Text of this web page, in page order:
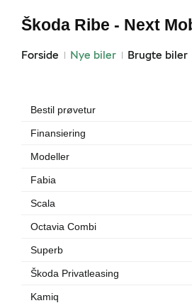
Forside Nye biler Brugte biler
Škoda Ribe - Next
Bestil prøvetur
Finansiering
Modeller
Fabia
Scala
Octavia Combi
Superb
Škoda Privatleasing
Kamiq